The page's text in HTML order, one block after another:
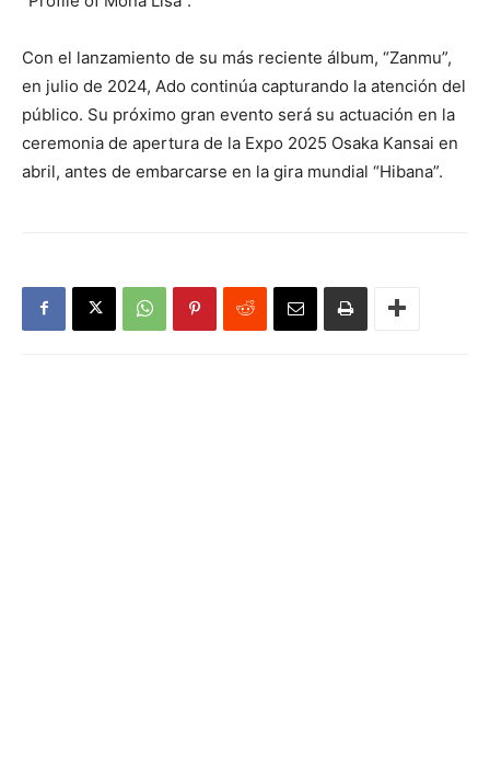
Con el lanzamiento de su más reciente álbum, “Zanmu”,
en julio de 2024, Ado continúa capturando la atención del
público. Su próximo gran evento será su actuación en la
ceremonia de apertura de la Expo 2025 Osaka Kansai en
abril, antes de embarcarse en la gira mundial “Hibana”.